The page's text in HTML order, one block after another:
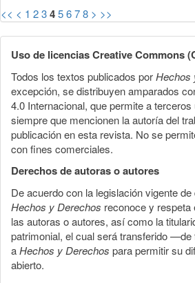
<< < 1 2345678 > >>
Uso de licencias Creative Commons
Todos los textos publicados porHechos
excepción, se distribuyen amparados
4.0 Internacional, que permite a
siempre que mencionen la autoría del
publicación en esta revista. No se
con fines comerciales.
Derechos de autoras o autores
De acuerdo con la legislación vigente
Hechos y Derechos reconoce y respeta
las autoras o autores, así como la
patrimonial, el cual será transferido
aHechos y Derechos para permitir su
abierto.